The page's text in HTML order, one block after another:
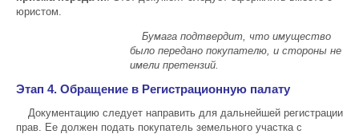
юристом.
Бумага подтвердит, что имущество
было передано покупателю, и стороны не
имели претензий.
Этап 4. Обращение в Регистрационную палату
Документацию следует направить для дальнейшей регистрации
прав. Ее должен подать покупатель земельного участка с